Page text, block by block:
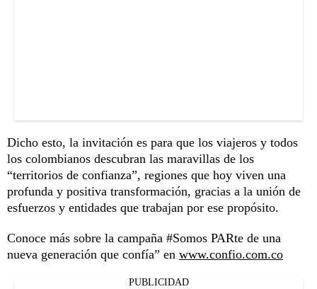
Dicho esto, la invitación es para que los viajeros y todos
los colombianos descubran las maravillas de los
“territorios de confianza”, regiones que hoy viven una
profunda y positiva transformación, gracias a la unión de
esfuerzos y entidades que trabajan por ese propósito.
Conoce más sobre la campaña #Somos PARte de una
nueva generación que confía” en www.confio.com.co
PUBLICIDAD